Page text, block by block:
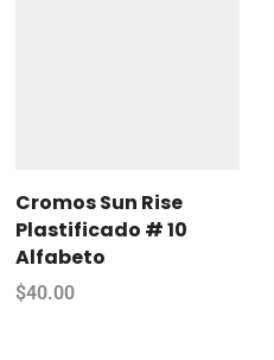
Cromos Sun Rise
Plastificado # 10
Alfabeto
$40.00